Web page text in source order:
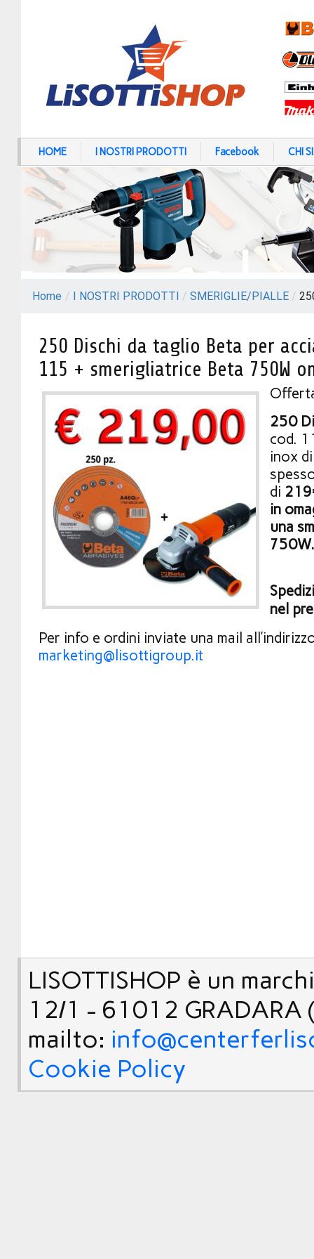
HOME I NOSTRI PRODOTTI Facebook CHI
Home / I NOSTRI PRODOTTI / SMERIGLIE/PIALLE /
250 Dischi da taglio Beta per
115 + smerigliatrice Beta 750W
250
cod.
inox
di
in
una
750W.
nel
Per info e ordini inviate una mail
marketing@lisottigroup.it
LISOTTISHOP è un
12/1 - 61012
mailto:
Cookie Policy